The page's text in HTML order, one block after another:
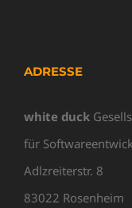
ADRESSE
white duck
für
Adlzreiterstr. 8
83022 Rosenheim